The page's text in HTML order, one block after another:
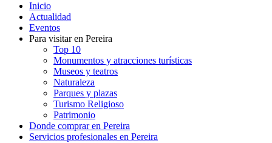
Inicio
Actualidad
Eventos
Para visitar en Pereira
Top 10
Monumentos y atracciones turísticas
Museos y teatros
Naturaleza
Parques y plazas
Turismo Religioso
Patrimonio
Donde comprar en Pereira
Servicios profesionales en Pereira